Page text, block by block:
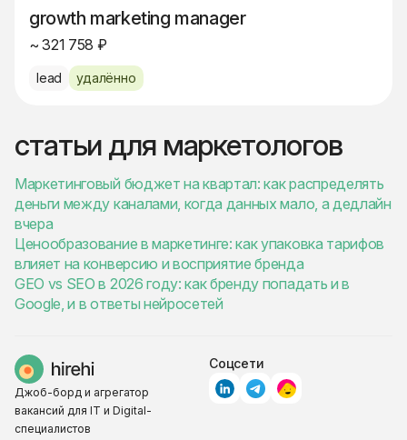
growth marketing manager
~ 321 758 ₽
lead удалённо
статьи для маркетологов
Маркетинговый бюджет на квартал: как распределять
деньги между каналами, когда данных мало, а дедлайн
вчера
Ценообразование в маркетинге: как упаковка тарифов
влияет на конверсию и восприятие бренда
GEO vs SEO в 2026 году: как бренду попадать и в
Google, и в ответы нейросетей
Джоб-борд и агрегатор
вакансий для IT и Digital-
специалистов
Соцсети